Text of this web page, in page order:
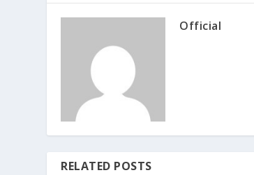
Official
RELATED POSTS